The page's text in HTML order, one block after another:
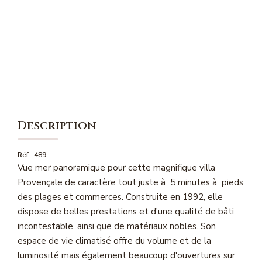
Millésimme Immobilier N°10
Millésimme Immobilier N°11
Magasine Vendu Boulouris
Magasine Vendu St-Raphaël/Fréjus
Description
Réf : 489
Vue mer panoramique pour cette magnifique villa
Provençale de caractère tout juste à 5 minutes à pieds
des plages et commerces. Construite en 1992, elle
dispose de belles prestations et d'une qualité de bâti
incontestable, ainsi que de matériaux nobles. Son
espace de vie climatisé offre du volume et de la
luminosité mais également beaucoup d'ouvertures sur